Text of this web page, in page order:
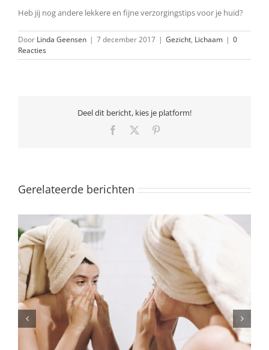
Heb jij nog andere lekkere en fijne verzorgingstips voor je huid?
Door Linda Geensen | 7 december 2017 | Gezicht, Lichaam | 0
Reacties
Deel dit bericht, kies je platform!
Facebook
Gerelateerde berichten